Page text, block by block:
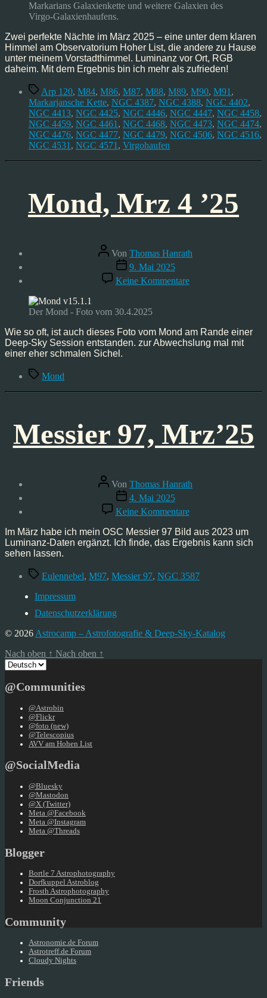
Mrz’25
Markarians Galaxienkette und weitere Galaxien des
Virgo-Galaxienhaufens.
Zwei perfekte Nächte im März 2025 – eine unter dem klaren
Himmel am Observatorium Hoher List, die andere zu Hause
unter meinem Vorstadthimmel. Luminanz vor Ort, RGB
daheim. Mit dem Ergebnis bin ich mehr als zufrieden!
Schlagwörter
Arp 120, M84, M86, M87, M88, M89, M90, M91 ,
Markarjansche Kette, NGC 4387, NGC 4388, NGC 4402,
NGC 4413, NGC 4425, NGC 4446, NGC 4447, NGC 4458,
NGC 4459, NGC 4461 , NGC 4468, NGC 4473, NGC 4474,
NGC 4476, NGC 4477, NGC 4479, NGC 4506, NGC 4516,
NGC 4531 , NGC 4571 , Virgohaufen
Mond, Mrz 4 ’25
Beitragsautor
Von Thomas Hanrath
Veröffentlichungsdatum
9. Mai 2025
Keine Kommentarezu
Mond,
Der Mond - Foto vom 30.4.2025
Wie so oft, ist auch dieses Foto vom Mond am Rande einer
Deep-Sky Session entstanden. zur Abwechslung mal mit
einer eher schmalen Sichel.
Schlagwörter
Mond
Messier 97, Mrz’25
Beitragsautor
Von Thomas Hanrath
Veröffentlichungsdatum
4. Mai 2025
Keine Kommentarezu
Messier
97,
Mrz’25
Im März habe ich mein OSC Messier 97 Bild aus 2023 um
Luminanz-Daten ergänzt. Ich finde, das Ergebnis kann sich
sehen lassen.
Schlagwörter
Eulennebel, M97, Messier 97, NGC 3587
Impressum
Datenschutzerklärung
© 2026 Astrocamp – Astrofotografie & Deep-Sky-Katalog
Nach oben ↑ Nach oben ↑
Sprache
auswählen
@Communities
@Astrobin
@Flickr
@foto (new)
@Telescopius
AVV am Hohen List
@SocialMedia
@Bluesky
@Mastodon
@X (Twitter)
Meta @Facebook
Meta @Instagram
Meta @Threads
Blogger
Bortle 7 Astrophotography
Dorfkuppel Astroblog
Frosth Astrophotography
Moon Conjunction 21
Community
Astronomie.de Forum
Astrotreff.de Forum
Cloudy Nights
Friends